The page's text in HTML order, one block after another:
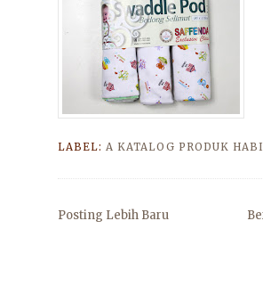
LABEL:A KATALOG PRODUK
Posting Lebih Baru